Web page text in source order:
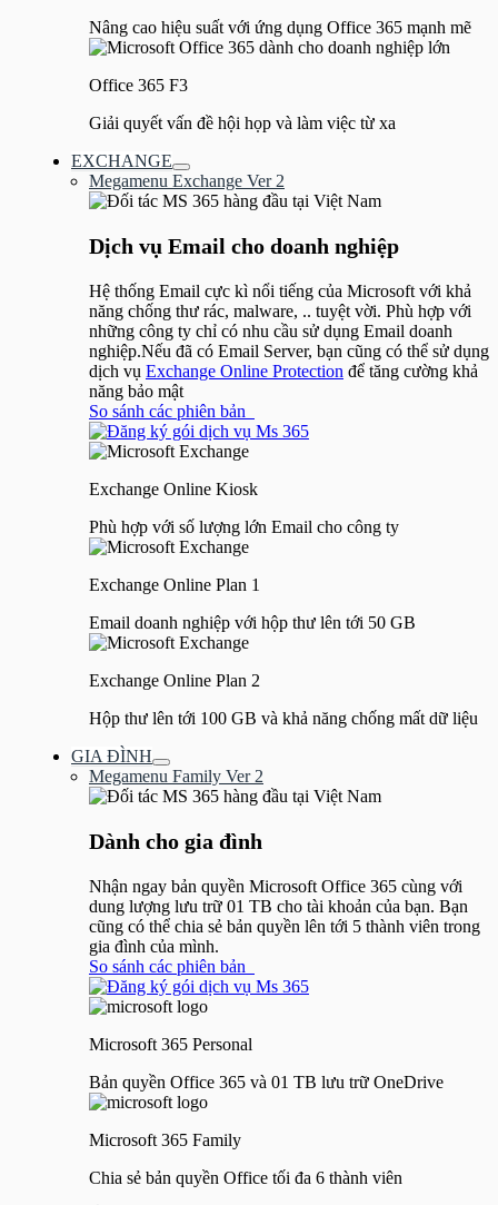
Nâng cao hiệu suất với ứng dụng Office 365 mạnh mẽ
Office 365 F3
Giải quyết vấn đề hội họp và làm việc từ xa
EXCHANGE
Bật/tắt
Menu
Megamenu Exchange Ver 2
Dịch vụ Email cho doanh nghiệp
Hệ thống Email cực kì nổi tiếng của Microsoft với khả
năng chống thư rác, malware, .. tuyệt vời. Phù hợp với
những công ty chỉ có nhu cầu sử dụng Email doanh
nghiệp.Nếu đã có Email Server, bạn cũng có thể sử dụng
dịch vụ Exchange Online Protection để tăng cường khả
năng bảo mật
So sánh các phiên bản
Exchange Online Kiosk
Phù hợp với số lượng lớn Email cho công ty
Exchange Online Plan 1
Email doanh nghiệp với hộp thư lên tới 50 GB
Exchange Online Plan 2
Hộp thư lên tới 100 GB và khả năng chống mất dữ liệu
GIA ĐÌNH
Bật/tắt
Menu
Megamenu Family Ver 2
Dành cho gia đình​
Nhận ngay bản quyền Microsoft Office 365 cùng với
dung lượng lưu trữ 01 TB cho tài khoản của bạn. Bạn
cũng có thể chia sẻ bản quyền lên tới 5 thành viên trong
gia đình của mình.
So sánh các phiên bản
Microsoft 365 Personal
Bản quyền Office 365 và 01 TB lưu trữ OneDrive
Microsoft 365 Family
Chia sẻ bản quyền Office tối đa 6 thành viên